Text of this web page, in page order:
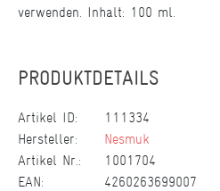
verwenden. Inhalt: 100 ml.
PRODUKTDETAILS
Artikel ID:
111334
Hersteller:
Nesmuk
Artikel Nr.:
1001704
EAN:
4260263699007